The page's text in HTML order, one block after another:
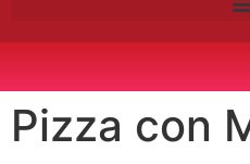
Pizza con